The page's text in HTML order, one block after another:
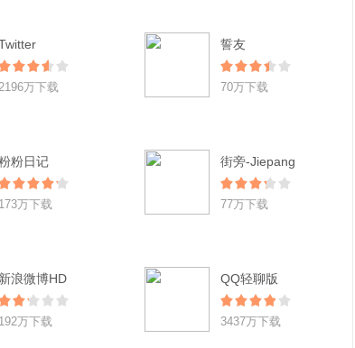
万下载
誓友
70万下载
粉日记
173万下载
街旁-Jiepang
77万下载
新浪微博HD
192万下载
QQ轻聊版
3437万下载